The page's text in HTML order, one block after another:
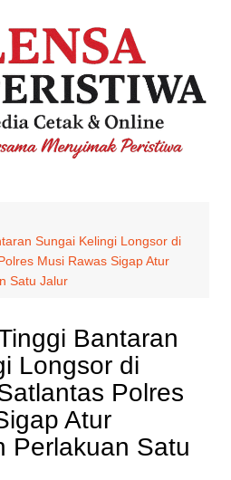
Sungai Kelingi Longsor di
Musi Rawas Sigap Atur
Satu Jalur
Bantaran
Longsor di
Polres
Atur
Perlakuan Satu